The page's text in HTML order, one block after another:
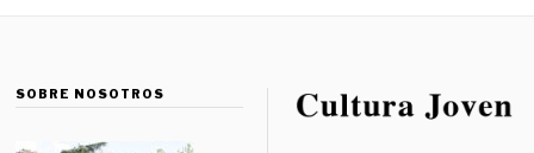
SOBRE NOSOTROS